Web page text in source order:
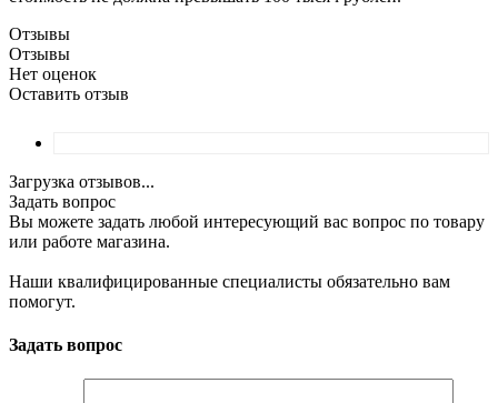
Отзывы
Отзывы
Нет оценок
Оставить отзыв
Загрузка отзывов...
Задать вопрос
Вы можете задать любой интересующий вас вопрос по товару
или работе магазина.
Наши квалифицированные специалисты обязательно вам
помогут.
Задать вопрос